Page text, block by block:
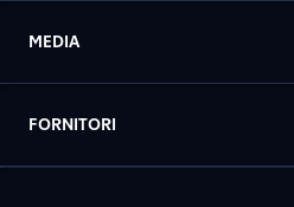
MEDIA
FORNITORI